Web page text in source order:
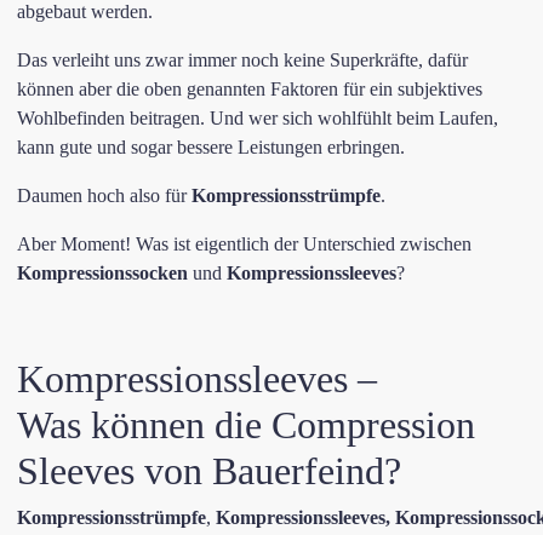
abgebaut werden.
Das verleiht uns zwar immer noch keine Superkräfte, dafür
können aber die oben genannten Faktoren für ein subjektives
Wohlbefinden beitragen. Und wer sich wohlfühlt beim Laufen,
kann gute und sogar bessere Leistungen erbringen.
Daumen hoch also fürKompressionsstrümpfe.
Aber Moment! Was ist eigentlich der Unterschied zwischen
Kompressionssocken und Kompressionssleeves?
Kompressionssleeves –
Was können die Compression
Sleeves von Bauerfeind?
Kompressionsstrümpfe, Kompressionssleeves,